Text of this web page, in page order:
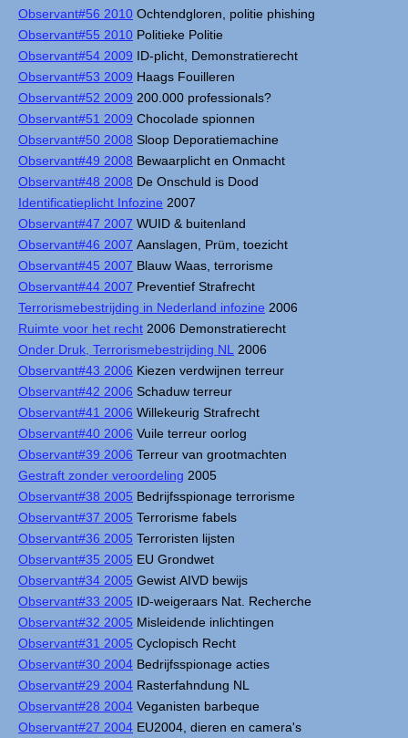
Observant#56 2010 Ochtendgloren, politie phishing
Observant#55 2010 Politieke Politie
Observant#54 2009 ID-plicht, Demonstratierecht
Observant#53 2009 Haags Fouilleren
Observant#52 2009 200.000 professionals?
Observant#51 2009 Chocolade spionnen
Observant#50 2008 Sloop Deporatiemachine
Observant#49 2008 Bewaarplicht en Onmacht
Observant#48 2008 De Onschuld is Dood
Identificatieplicht Infozine 2007
Observant#47 2007 WUID & buitenland
Observant#46 2007 Aanslagen, Prüm, toezicht
Observant#45 2007 Blauw Waas, terrorisme
Observant#44 2007 Preventief Strafrecht
Terrorismebestrijding in Nederland infozine 2006
Ruimte voor het recht 2006 Demonstratierecht
Onder Druk, Terrorismebestrijding NL
2006
Observant#43 2006 Kiezen verdwijnen terreur
Observant#42 2006 Schaduw terreur
Observant#41 2006 Willekeurig Strafrecht
Observant#40 2006 Vuile terreur oorlog
Observant#39 2006 Terreur van grootmachten
Gestraft zonder veroordeling 2005
Observant#38 2005 Bedrijfsspionage terrorisme
Observant#37 2005 Terrorisme fabels
Observant#36 2005 Terroristen lijsten
Observant#35 2005 EU Grondwet
Observant#34 2005 Gewist AIVD bewijs
Observant#33 2005 ID-weigeraars Nat. Recherche
Observant#32 2005 Misleidende inlichtingen
Observant#31 2005 Cyclopisch Recht
Observant#30 2004 Bedrijfsspionage acties
Observant#29 2004 Rasterfahndung NL
Observant#28 2004 Veganisten barbeque
Observant#27 2004 EU2004, dieren en camera's